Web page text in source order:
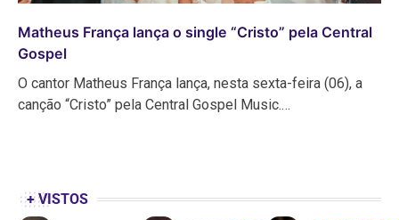
Matheus França lança o single “Cristo” pela Central
Gospel
O cantor Matheus França lança, nesta sexta-feira (06), a
canção “Cristo” pela Central Gospel Music.…
+ VISTOS